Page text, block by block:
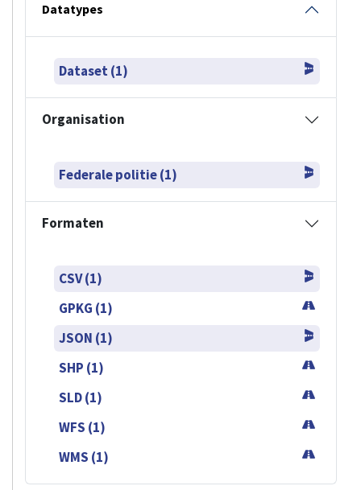
Datatypes
Dataset (1)
Organisation
Federale politie (1)
Formaten
CSV (1)
GPKG (1)
JSON (1)
SHP (1)
SLD (1)
WFS (1)
WMS (1)